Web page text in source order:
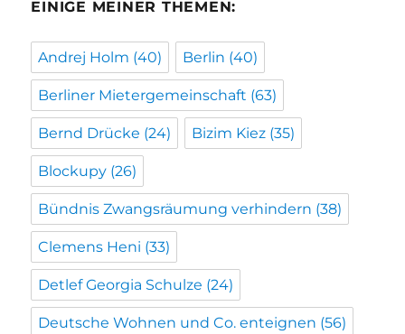
EINIGE MEINER THEMEN:
Andrej Holm (40) Berlin (40)
Berliner Mietergemeinschaft (63)
Bernd Drücke (24) Bizim Kiez (35)
Blockupy (26)
Bündnis Zwangsräumung verhindern (38)
Clemens Heni (33)
Detlef Georgia Schulze (24)
Deutsche Wohnen und Co. enteignen (56)